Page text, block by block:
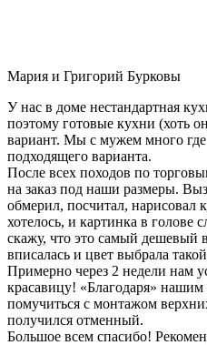
Мария и Григорий Бурковы
У нас в доме нестандартная
поэтому готовые кухни (хоть
вариант. Мы с мужем много
подходящего варианта.
После всех походов по
на заказ под наши размеры.
обмерил, посчитал, нарисовал
хотелось, и картинка в голове
скажу, что это самый дешевый
вписалась и цвет выбрала
Примерно через 2 недели нам
красавицу! «Благодаря»
помучиться с монтажом
получился отменный.
Большое всем спасибо!